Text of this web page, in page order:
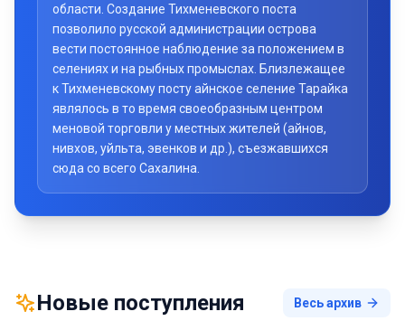
области. Создание Тихменевского поста
позволило русской администрации острова
вести постоянное наблюдение за положением в
селениях и на рыбных промыслах. Близлежащее
к Тихменевскому посту айнское селение Тарайка
являлось в то время своеобразным центром
меновой торговли у местных жителей (айнов,
нивхов, уйльта, эвенков и др.), съезжавшихся
сюда со всего Сахалина.
Новые поступления Весь архив